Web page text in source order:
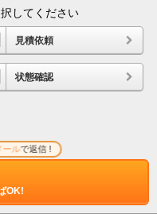
してください
見積依頼
状態確認
OK!
ール で返信 !